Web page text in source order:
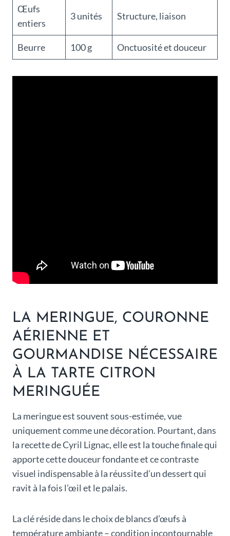
Œufs
entiers
3 unités Structure, liaison
Beurre 100 g Onctuosité et douceur
LA MERINGUE, COURONNE
AÉRIENNE ET
GOURMANDISE NÉCESSAIRE
À LA TARTE CITRON
MERINGUÉE
La meringue est souvent sous-estimée, vue
uniquement comme une décoration. Pourtant, dans
la recette de Cyril Lignac, elle est la touche finale qui
apporte cette douceur fondante et ce contraste
visuel indispensable à la réussite d’un dessert qui
ravit à la fois l’œil et le palais.
La clé réside dans le choix de blancs d’œufs à
température ambiante – condition incontournable